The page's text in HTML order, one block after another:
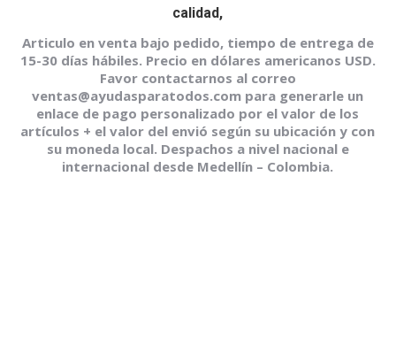
calidad,
Articulo en venta bajo pedido, tiempo de entrega de
15-30 días hábiles. Precio en dólares americanos USD.
Favor contactarnos al correo
ventas@ayudasparatodos.com para generarle un
enlace de pago personalizado por el valor de los
artículos + el valor del envió según su ubicación y con
su moneda local. Despachos a nivel nacional e
internacional desde Medellín – Colombia.